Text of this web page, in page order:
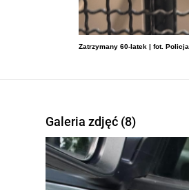
Zatrzymany 60-latek | fot. Policja
Galeria zdjęć (8)